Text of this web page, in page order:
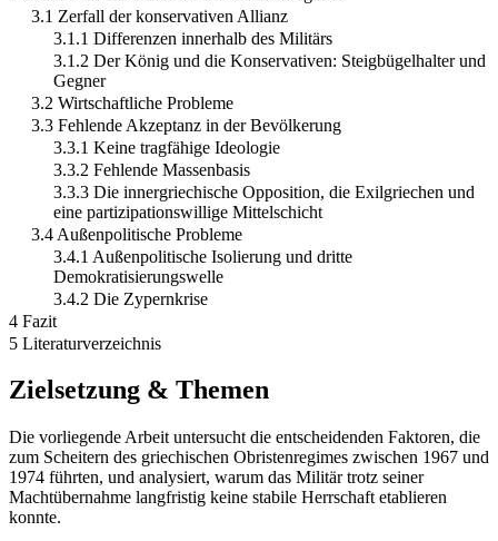
3.1 Zerfall der konservativen Allianz
3.1.1 Differenzen innerhalb des Militärs
3.1.2 Der König und die Konservativen: Steigbügelhalter und
Gegner
3.2 Wirtschaftliche Probleme
3.3 Fehlende Akzeptanz in der Bevölkerung
3.3.1 Keine tragfähige Ideologie
3.3.2 Fehlende Massenbasis
3.3.3 Die innergriechische Opposition, die Exilgriechen und
eine partizipationswillige Mittelschicht
3.4 Außenpolitische Probleme
3.4.1 Außenpolitische Isolierung und dritte
Demokratisierungswelle
3.4.2 Die Zypernkrise
4 Fazit
5 Literaturverzeichnis
Zielsetzung & Themen
Die vorliegende Arbeit untersucht die entscheidenden Faktoren, die
zum Scheitern des griechischen Obristenregimes zwischen 1967 und
1974 führten, und analysiert, warum das Militär trotz seiner
Machtübernahme langfristig keine stabile Herrschaft etablieren
konnte.